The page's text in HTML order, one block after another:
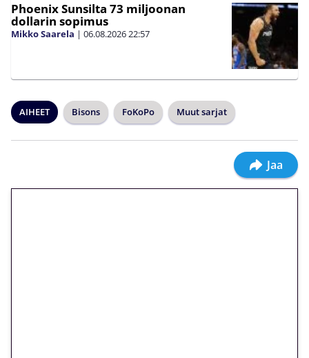
Phoenix Sunsilta 73 miljoonan
dollarin sopimus
Mikko Saarela | 06.08.202622:57
AIHEET Bisons FoKoPo Muut sarjat
Jaa